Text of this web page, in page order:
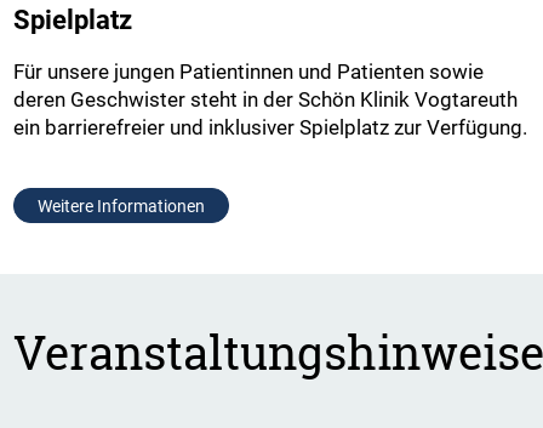
Spielplatz
Für unsere jungen Patientinnen und Patienten sowie
deren Geschwister steht in der Schön Klinik Vogtareuth
ein barrierefreier und inklusiver Spielplatz zur Verfügung.
Weitere Informationen